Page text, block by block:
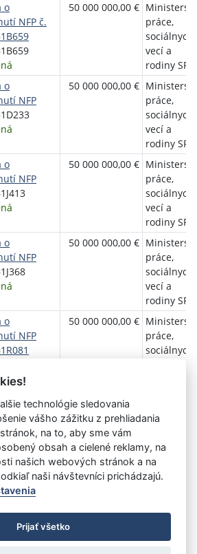
o
NFP č.
50 000 000,00 €
práce,
sociálnych
vecí a
rodiny SR
o
NFP
50 000 000,00 €
práce,
sociálnych
vecí a
rodiny SR
o
NFP
50 000 000,00 €
práce,
sociálnych
vecí a
rodiny SR
o
NFP
50 000 000,00 €
práce,
sociálnych
vecí a
rodiny SR
o
NFP
50 000 000,00 €
práce,
sociálnych
5 6 7 8 9 10
»
práva vyhradené
Zmluvy do 31.12.2010
technológie sledovania
vášho zážitku z prehliadania
na to, aby sme vám
obsah a cielené reklamy, na
našich webových stránok a na
naši návštevníci prichádzajú.
Prijať všetko